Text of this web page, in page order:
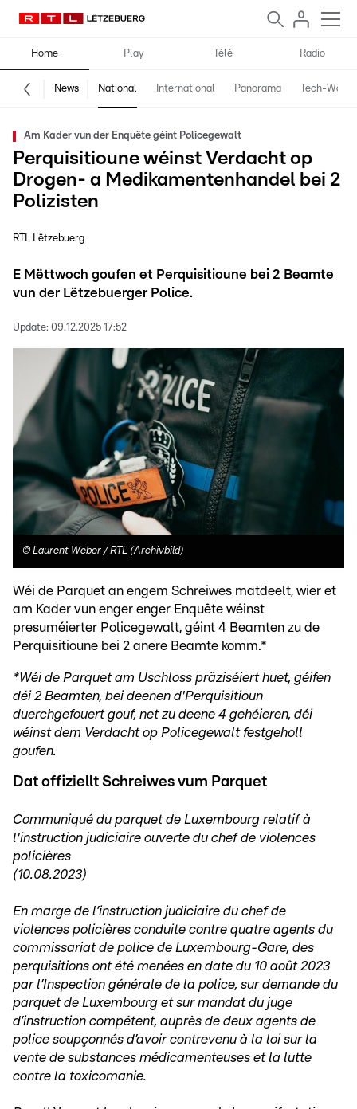
Home Play Télé Radio
News National International Panorama Tech-World
Am Kader vun der Enquête géint Policegewalt
Perquisitioune wéinst Verdacht op
Drogen- a Medikamentenhandel bei 2
Polizisten
RTL Lëtzebuerg
E Mëttwoch goufen et Perquisitioune bei 2 Beamte
vun der Lëtzebuerger Police.
Update: 09.12.2025 17:52
© Laurent Weber / RTL (Archivbild)
Wéi de Parquet an engem Schreiwes matdeelt, wier et
am Kader vun enger enger Enquête wéinst
presuméierter Policegewalt, géint 4 Beamten zu de
Perquisitioune bei 2 anere Beamte komm.*
*Wéi de Parquet am Uschloss präziséiert huet, géifen
déi 2 Beamten, bei deenen d'Perquisitioun
duerchgefouert gouf, net zu deene 4 gehéieren, déi
wéinst dem Verdacht op Policegewalt festgeholl
goufen.
Dat offiziellt Schreiwes vum Parquet
Communiqué du parquet de Luxembourg relatif à
l'instruction judiciaire ouverte du chef de violences
policières
(10.08.2023)
En marge de l’instruction judiciaire du chef de
violences policières conduite contre quatre agents du
commissariat de police de Luxembourg-Gare, des
perquisitions ont été menées en date du 10 août 2023
par l’Inspection générale de la police, sur demande du
parquet de Luxembourg et sur mandat du juge
d’instruction compétent, auprès de deux agents de
police soupçonnés d’avoir contrevenu à la loi sur la
vente de substances médicamenteuses et la lutte
contre la toxicomanie.